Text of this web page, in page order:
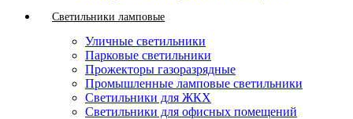
Светильники ламповые
Уличные светильники
Парковые светильники
Прожекторы газоразрядные
Промышленные ламповые светильники
Светильники для ЖКХ
Светильники для офисных помещений